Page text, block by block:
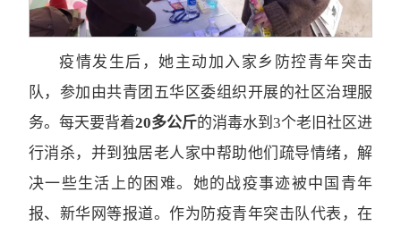
疫情发生后，她主动加入家乡防控青年突击
队，参加由共青团五华区委组织开展的社区治理服
务。每天要背着20多公斤的消毒水到3个老旧社区进
行消杀，并到独居老人家中帮助他们疏导情绪，解
决一些生活上的困难。她的战疫事迹被中国青年
报、新华网等报道。作为防疫青年突击队代表，在